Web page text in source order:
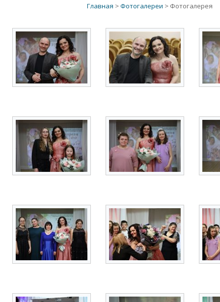
Главная >Фотогалереи > Фотогалерея